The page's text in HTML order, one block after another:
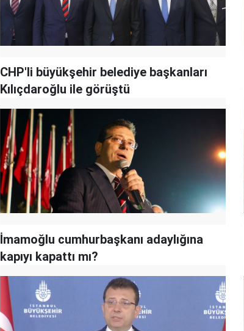
CHP'li büyükşehir belediye başkanları
Kılıçdaroğlu ile görüştü
İmamoğlu cumhurbaşkanı adaylığına
kapıyı kapattı mı?